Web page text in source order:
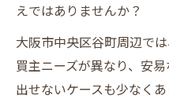
えではありませんか？
大阪市中央区谷町周辺で
買主ニーズが異なり、安
出せないケースも少なく